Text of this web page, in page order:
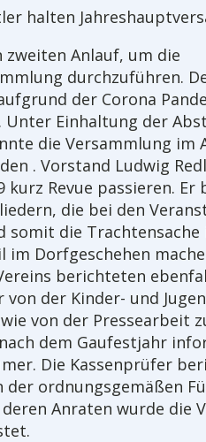
halten
zweiten Anlauf, um die
durchzuführen.
der Corona
Unter Einhaltung der
die Versammlung
. Vorstand Ludwig
kurz Revue passieren. Er
die bei den
somit die
im Dorfgeschehen
berichteten
von der Kinder- und
von der Pressearbeit
dem Gaufestjahr
Die Kassenprüfer
der ordnungsgemäßen
deren Anraten wurde die